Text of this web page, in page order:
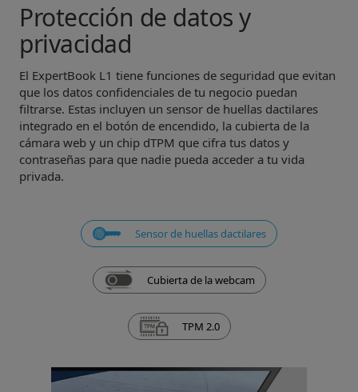
Protección de datos y
privacidad
El ExpertBook L1 tiene funciones de seguridad que evitan
que los datos confidenciales de tu negocio puedan
filtrarse. Estas incluyen un sensor de huellas dactilares
integrado en el botón de encendido, la cubierta de la
cámara web y un chip dTPM que cifra tus datos y
contraseñas para que nadie pueda acceder a tu vida
privada.
Sensor de huellas dactilares
Cubierta de la webcam
TPM 2.0